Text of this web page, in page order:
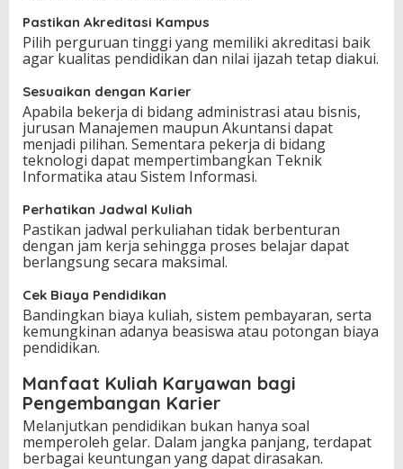
Pastikan Akreditasi Kampus
Pilih perguruan tinggi yang memiliki akreditasi baik
agar kualitas pendidikan dan nilai ijazah tetap diakui.
Sesuaikan dengan Karier
Apabila bekerja di bidang administrasi atau bisnis,
jurusan Manajemen maupun Akuntansi dapat
menjadi pilihan. Sementara pekerja di bidang
teknologi dapat mempertimbangkan Teknik
Informatika atau Sistem Informasi.
Perhatikan Jadwal Kuliah
Pastikan jadwal perkuliahan tidak berbenturan
dengan jam kerja sehingga proses belajar dapat
berlangsung secara maksimal.
Cek Biaya Pendidikan
Bandingkan biaya kuliah, sistem pembayaran, serta
kemungkinan adanya beasiswa atau potongan biaya
pendidikan.
Manfaat Kuliah Karyawan bagi
Pengembangan Karier
Melanjutkan pendidikan bukan hanya soal
memperoleh gelar. Dalam jangka panjang, terdapat
berbagai keuntungan yang dapat dirasakan.